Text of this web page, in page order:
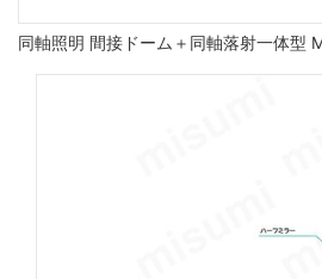
同軸照明 間接ドーム＋同軸落射一体型